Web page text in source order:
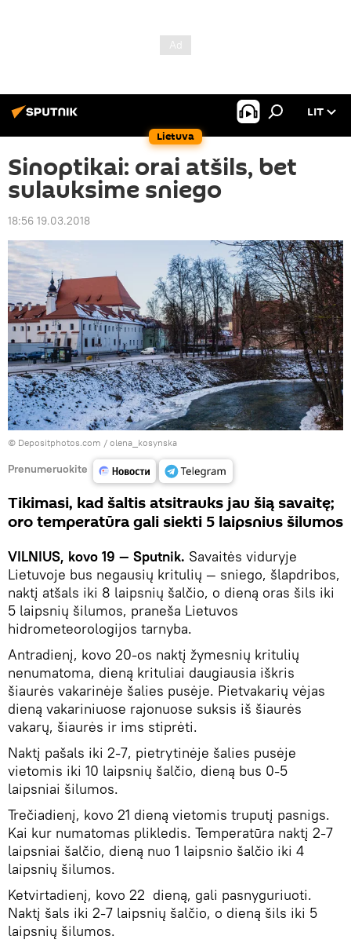
Lietuva
LIT
Sinoptikai: orai atšils, bet
sulauksime sniego
18:56 19.03.2018
© Depositphotos.com / olena_kosynska
Prenumeruokite
Tikimasi, kad šaltis atsitrauks jau šią savaitę;
oro temperatūra gali siekti 5 laipsnius šilumos
VILNIUS, kovo 19 — Sputnik. Savaitės viduryje
Lietuvoje bus negausių kritulių — sniego, šlapdribos,
naktį atšals iki 8 laipsnių šalčio, o dieną oras šils iki
5 laipsnių šilumos, praneša Lietuvos
hidrometeorologijos tarnyba.
Antradienį, kovo 20-os naktį žymesnių kritulių
nenumatoma, dieną krituliai daugiausia iškris
šiaurės vakarinėje šalies pusėje. Pietvakarių vėjas
dieną vakariniuose rajonuose suksis iš šiaurės
vakarų, šiaurės ir ims stiprėti.
Naktį pašals iki 2-7, pietrytinėje šalies pusėje
vietomis iki 10 laipsnių šalčio, dieną bus 0-5
laipsniai šilumos.
Trečiadienį, kovo 21 dieną vietomis truputį pasnigs.
Kai kur numatomas plikledis. Temperatūra naktį 2-7
laipsniai šalčio, dieną nuo 1 laipsnio šalčio iki 4
laipsnių šilumos.
Ketvirtadienį, kovo 22 dieną, gali pasnyguriuoti.
Naktį šals iki 2-7 laipsnių šalčio, o dieną šils iki 5
laipsnių šilumos.